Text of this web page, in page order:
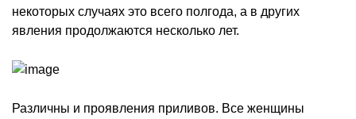
некоторых случаях это всего полгода, а в других
явления продолжаются несколько лет.
Различны и проявления приливов. Все женщины